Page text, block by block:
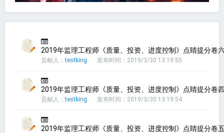
2019年监理工程师《质量、投资、进度控制》点睛提分卷
贡献人：testking 发布时间：2019/3/30 13:19:55
2019年监理工程师《质量、投资、进度控制》点睛提分卷
贡献人：testking 发布时间：2019/3/30 13:19:54
2019年监理工程师《质量、投资、进度控制》点睛提分卷